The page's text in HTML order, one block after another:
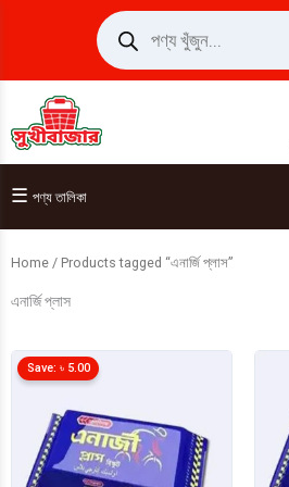
Products
search
☰ পণ্য তালিকা
Home / Products tagged “এনার্জি প্লাস”
এনার্জি প্লাস
Save: ৳ 5.00